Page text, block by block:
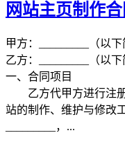
网站主页制作
甲方：_________（以下
乙方：_________（以下
一、合同项目
乙方代甲方进行注册
站的制作、维护与修改
_________，...